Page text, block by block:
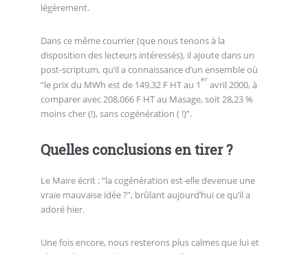
légèrement.
Dans ce même courrier (que nous tenons à la
disposition des lecteurs intéressés), il ajoute dans un
post-scriptum, qu’il a connaissance d’un ensemble où
“le prix du MWh est de 149,32 F HT au 1er avril 2000, à
comparer avec 208,066 F HT au Masage, soit 28,23 %
moins cher (!), sans cogénération ( !)”.
Quelles conclusions en tirer ?
Le Maire écrit : “la cogénération est-elle devenue une
vraie mauvaise idée ?”, brûlant aujourd’hui ce qu’il a
adoré hier.
Une fois encore, nous resterons plus calmes que lui et